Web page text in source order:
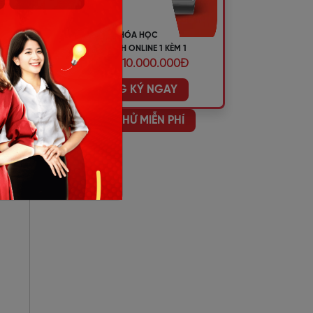
KHÓA HỌC
TIẾNG ANH ONLINE 1 KÈM 1
ƯU ĐÃI 10.000.000Đ
ĐĂNG KÝ NGAY
HỌC THỬ MIỄN PHÍ